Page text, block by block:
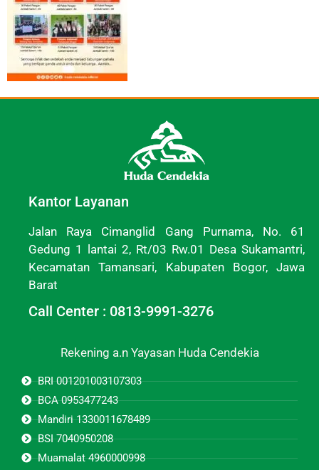
Kantor Layanan
Jalan Raya Cimanglid Gang Purnama, No. 61
Gedung 1 lantai 2, Rt/03 Rw.01 Desa Sukamantri,
Kecamatan Tamansari, Kabupaten Bogor, Jawa
Barat
Call Center : 0813-9991-3276
Rekening a.n Yayasan Huda Cendekia
BRI 001201003107303
BCA 0953477243
Mandiri 1330011678489
BSI 7040950208
Muamalat 4960000998